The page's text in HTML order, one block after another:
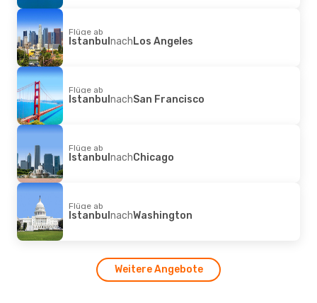
Flüge ab
IstanbulnachLos Angeles
Flüge ab
IstanbulnachSan Francisco
Flüge ab
IstanbulnachChicago
Flüge ab
IstanbulnachWashington
Weitere Angebote